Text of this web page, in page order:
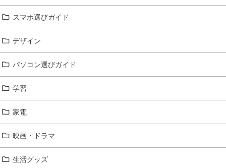
スマホ選びガイド
デザイン
パソコン選びガイド
学習
家電
映画・ドラマ
生活グッズ